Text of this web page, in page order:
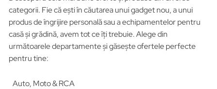
categorii. Fie că ești în căutarea unui gadget nou, a unui
produs de îngrijire personală sau a echipamentelor pentru
casă și grădină, avem tot ce îți trebuie. Alege din
următoarele departamente și găsește ofertele perfecte
pentru tine:
Auto, Moto & RCA